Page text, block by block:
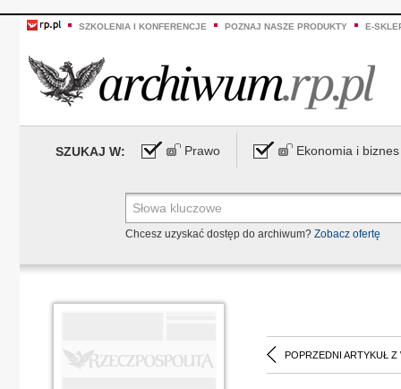
SZKOLENIA I KONFERENCJE POZNAJ NASZE PRODUKTY E-
SZUKAJ W: Prawo Ekonomia i biznes
Chcesz uzyskać dostęp do archiwum? Zobacz ofertę
POPRZEDNI ARTYKUŁ Z